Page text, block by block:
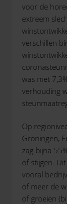
voor de
extreem
verschillen
was met
verhouding
Op
Groningen,
zag bijna
of stijgen.
vooral
of meer de
of groeien